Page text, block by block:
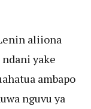
aliiona
yake
ambapo
nguvu ya